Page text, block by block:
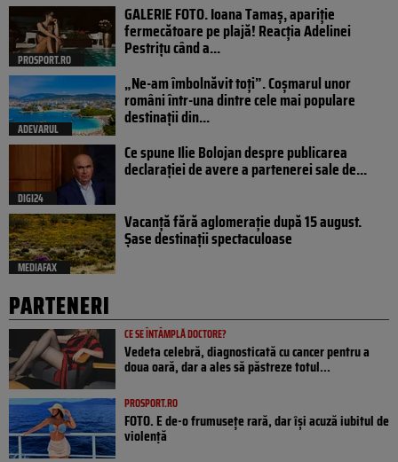
PROSPORT.RO
GALERIE FOTO. Ioana Tamaş, apariție
fermecătoare pe plajă! Reacția Adelinei
Pestrițu când a...
ADEVARUL
„Ne-am îmbolnăvit toți”. Coșmarul unor
români într-una dintre cele mai populare
destinații din...
DIGI24
Ce spune Ilie Bolojan despre publicarea
declarației de avere a partenerei sale de...
MEDIAFAX
Vacanță fără aglomerație după 15 august.
Șase destinații spectaculoase
PARTENERI
CE SE ÎNTÂMPLĂ DOCTORE?
Vedeta celebră, diagnosticată cu cancer pentru a
doua oară, dar a ales să păstreze totul...
PROSPORT.RO
FOTO. E de-o frumusețe rară, dar își acuză iubitul de
violență